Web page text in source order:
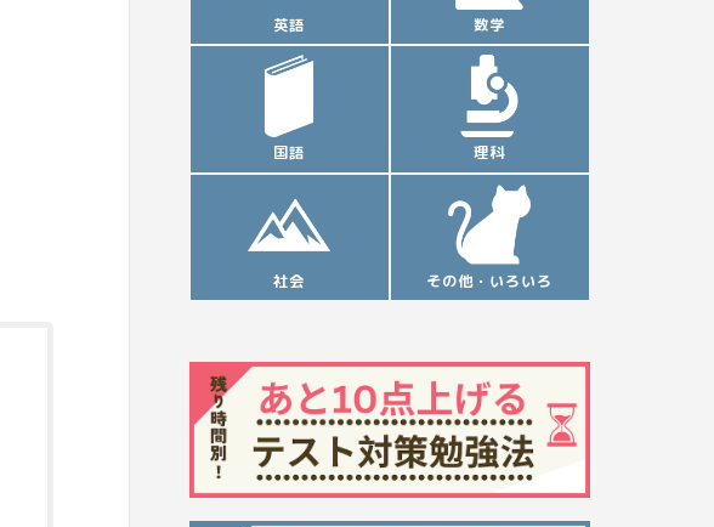
英語 数学
国語 理科
社会 その他・いろいろ